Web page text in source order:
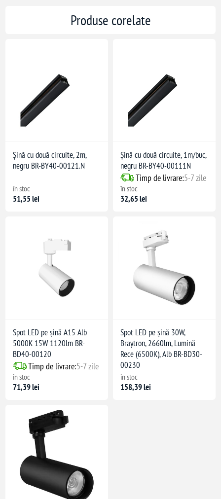
Produse corelate
Șină cu două circuite, 2m,
negru BR-BY40-00121.N
în stoc
51,55 lei
Șină cu două circuite, 1m/buc,
negru BR-BY40-00111N
Timp de livrare:5-7 zile
în stoc
32,65 lei
Spot LED pe șină A15 Alb
5000K 15W 1120lm BR-
BD40-00120
Timp de livrare:5-7 zile
în stoc
71,39 lei
Spot LED pe șină 30W,
Braytron, 2660lm, Lumină
Rece (6500K), Alb BR-BD30-
00230
în stoc
158,39 lei